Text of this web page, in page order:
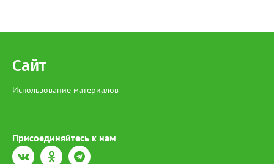
Сайт
Использование материалов
Присоединяйтесь к нам